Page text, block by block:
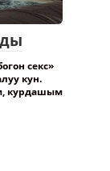
секс»
кун.
курдашым